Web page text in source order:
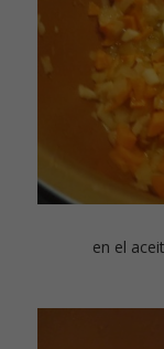
en el